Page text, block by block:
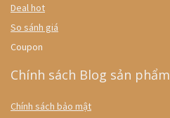
Deal hot
So sánh giá
Coupon
Chính sách Blog sản phẩm
Chính sách bảo mật